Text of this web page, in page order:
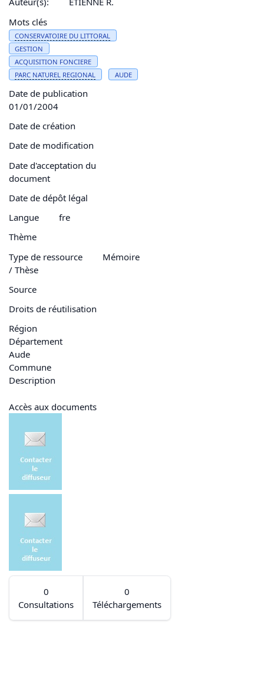
Mots clés
CONSERVATOIRE DU LITTORAL
GESTION
ACQUISITION FONCIERE
PARC NATUREL REGIONAL AUDE
Date de publication
01/01/2004
Date de création
Date de modification
Date d'acceptation du
document
Date de dépôt légal
Langue
fre
Thème
Type de ressource
Mémoire
/ Thèse
Source
Droits de réutilisation
Région
Département
Aude
Commune
Description
Accès aux documents
0
Consultations
0
Téléchargements